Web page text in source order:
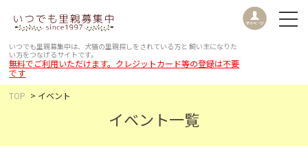
いつでも里親募集中は、犬猫の里親探しをされている方と 飼い主になりた
い方をつなげるサイトです。
無料でご利用いただけます。クレジットカード等の登録は不要
です
TOP
イベント
イベント一覧